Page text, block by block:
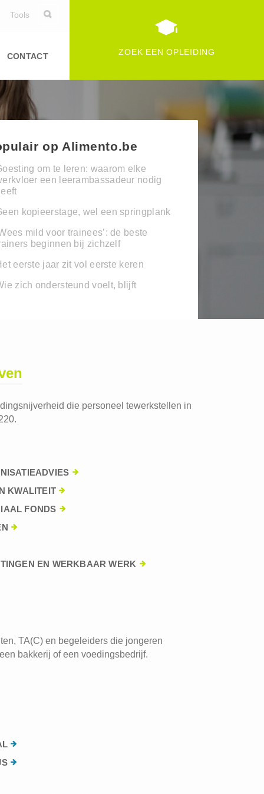
Tools
CONTACT ZOEK EEN OPLEIDING
op Alimento.be
om te leren: waarom elke
een leerambassadeur nodig
kopieerstage, wel een springplank
mild voor trainees’: de beste
beginnen bij zichzelf
eerste jaar zit vol eerste keren
zich ondersteund voelt, blijft
die personeel tewerkstellen in
KWALITEIT
FONDS
EN WERKBAAR WERK
TA(C) en begeleiders die jongeren
bakkerij of een voedingsbedrijf.